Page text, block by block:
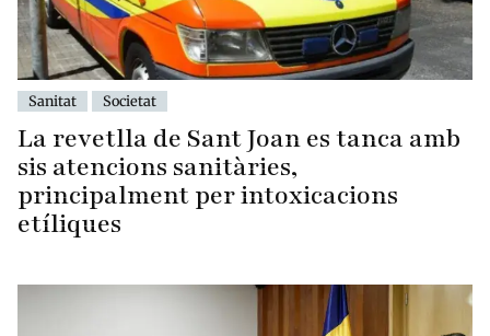
Sanitat Societat
La revetlla de Sant Joan es tanca amb
sis atencions sanitàries,
principalment per intoxicacions
etíliques